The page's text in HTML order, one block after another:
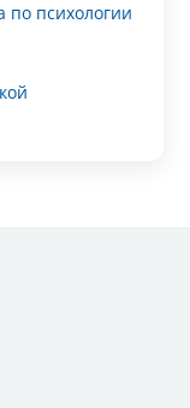
по психологии